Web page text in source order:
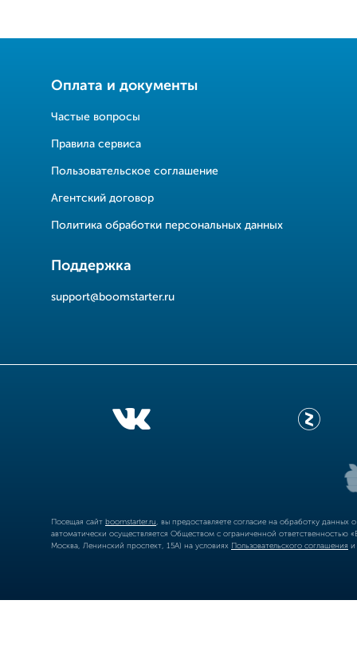
Оплата и документы
Частые вопросы
Правила сервиса
Пользовательское соглашение
Агентский договор
Политика обработки персональных данных
Поддержка
support@boomstarter.ru
Посещая сайт boomstarter.ru , вы предоставляете согласие на обработку
автоматически осуществляется Обществом с ограниченной
Москва, Ленинский проспект, 15А) на условиях Пользовательского соглашения и